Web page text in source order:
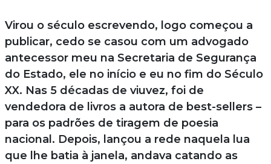
Virou o século escrevendo, logo começou a
publicar, cedo se casou com um advogado
antecessor meu na Secretaria de Segurança
do Estado, ele no início e eu no fim do Século
XX. Nas 5 décadas de viuvez, foi de
vendedora de livros a autora de best-sellers –
para os padrões de tiragem de poesia
nacional. Depois, lançou a rede naquela lua
que lhe batia à janela, andava catando as